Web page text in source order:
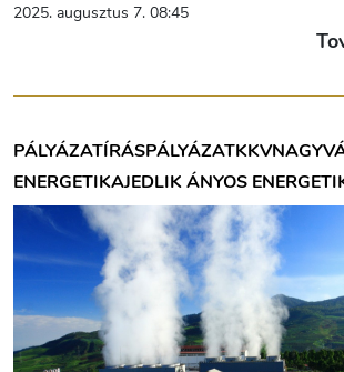
2025. augusztus 7. 08:45
PÁLYÁZATÍRÁSPÁLYÁZATKKV
ENERGETIKAJEDLIK ÁNYOS